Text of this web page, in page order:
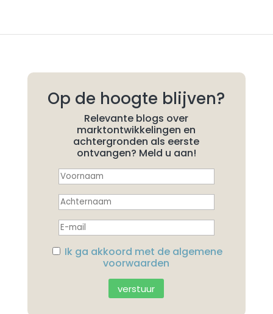
Op de hoogte blijven?
Relevante blogs over
marktontwikkelingen en
achtergronden als eerste
ontvangen? Meld u aan!
Ik ga akkoord met de algemene
voorwaarden